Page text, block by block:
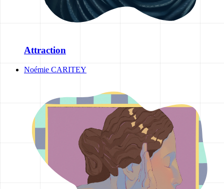
Attraction
Noémie CARITEY